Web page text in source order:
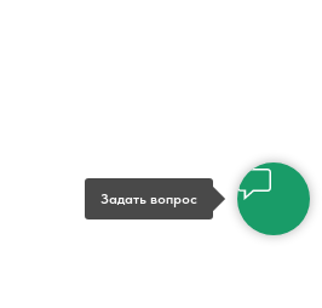
Задать вопрос